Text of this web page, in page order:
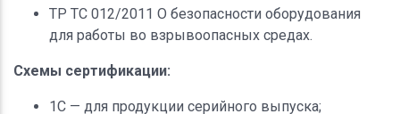
ТР ТС 012/2011 О безопасности оборудования
для работы во взрывоопасных средах.
Схемы сертификации:
1С — для продукции серийного выпуска;